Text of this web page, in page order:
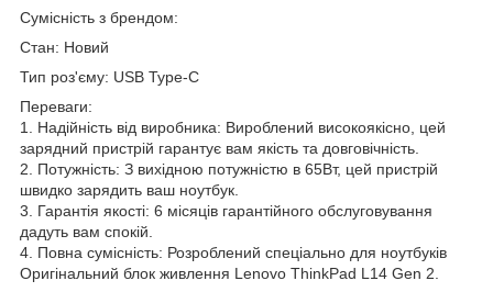
Сумісність з брендом:
Стан: Новий
Тип роз'єму: USB Type-C
Переваги:
1. Надійність від виробника: Вироблений високоякісно, цей
зарядний пристрій гарантує вам якість та довговічність.
2. Потужність: З вихідною потужністю в 65Вт, цей пристрій
швидко зарядить ваш ноутбук.
3. Гарантія якості: 6 місяців гарантійного обслуговування
дадуть вам спокій.
4. Повна сумісність: Розроблений спеціально для ноутбуків
Оригінальний блок живлення Lenovo ThinkPad L14 Gen 2.